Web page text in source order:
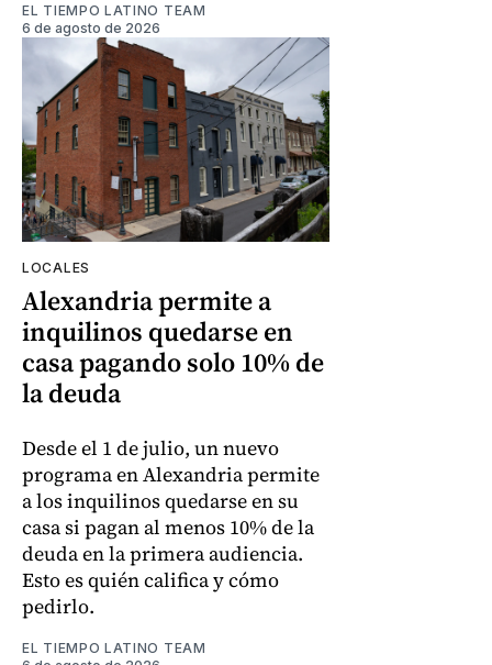
EL TIEMPO LATINO TEAM
6 de agosto de 2026
LOCALES
Alexandria permite a
inquilinos quedarse en
casa pagando solo 10% de
la deuda
Desde el 1 de julio, un nuevo
programa en Alexandria permite
a los inquilinos quedarse en su
casa si pagan al menos 10% de la
deuda en la primera audiencia.
Esto es quién califica y cómo
pedirlo.
EL TIEMPO LATINO TEAM